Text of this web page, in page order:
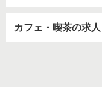
カフェ・喫茶の求人